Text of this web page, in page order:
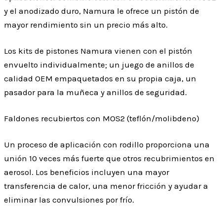
y el anodizado duro, Namura le ofrece un pistón de
mayor rendimiento sin un precio más alto.
Los kits de pistones Namura vienen con el pistón
envuelto individualmente; un juego de anillos de
calidad OEM empaquetados en su propia caja, un
pasador para la muñeca y anillos de seguridad.
Faldones recubiertos con MOS2 (teflón/molibdeno)
Un proceso de aplicación con rodillo proporciona una
unión 10 veces más fuerte que otros recubrimientos en
aerosol. Los beneficios incluyen una mayor
transferencia de calor, una menor fricción y ayudar a
eliminar las convulsiones por frío.